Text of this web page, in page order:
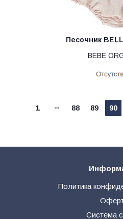
Песочник
BEBE
1 88 89 90
Политика
Система